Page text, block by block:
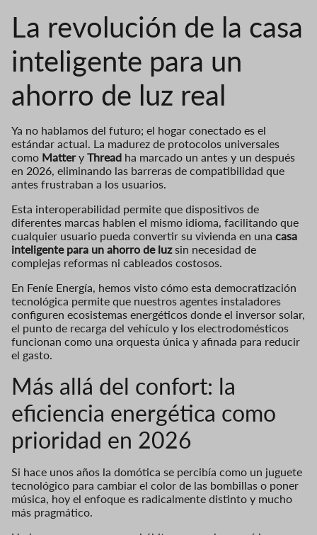
La revolución de la casa
inteligente para un
ahorro de luz real
Ya no hablamos del futuro; el hogar conectado es el
estándar actual. La madurez de protocolos universales
como Mattery Thread ha marcado un antes y un después
en 2026, eliminando las barreras de compatibilidad que
antes frustraban a los usuarios.
Esta interoperabilidad permite que dispositivos de
diferentes marcas hablen el mismo idioma, facilitando que
cualquier usuario pueda convertir su vivienda en una casa
inteligente para un ahorro de luzsin necesidad de
complejas reformas ni cableados costosos.
En Feníe Energía, hemos visto cómo esta democratización
tecnológica permite que nuestros agentes instaladores
configuren ecosistemas energéticos donde el inversor solar,
el punto de recarga del vehículo y los electrodomésticos
funcionan como una orquesta única y afinada para reducir
el gasto.
Más allá del confort: la
eficiencia energética como
prioridad en 2026
Si hace unos años la domótica se percibía como un juguete
tecnológico para cambiar el color de las bombillas o poner
música, hoy el enfoque es radicalmente distinto y mucho
más pragmático.